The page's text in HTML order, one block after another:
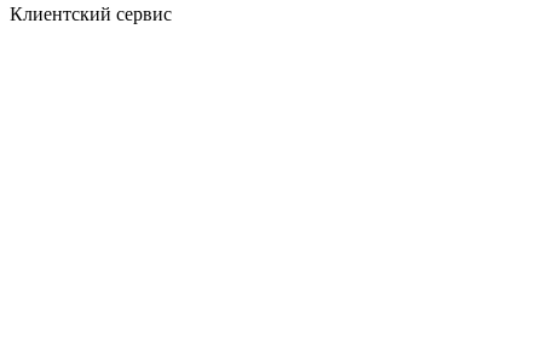
Клиентский сервис